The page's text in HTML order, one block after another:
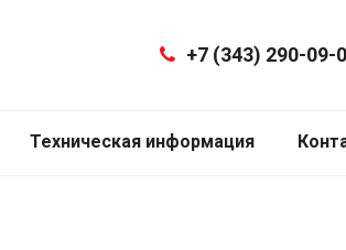
+7 (343) 290-09-
Техническая информация